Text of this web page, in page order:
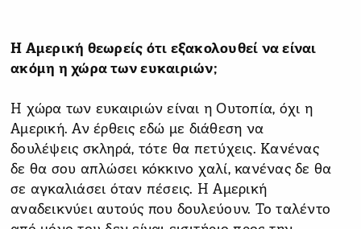
Η Αμερική θεωρείς ότι εξακολουθεί να είναι
ακόμη η χώρα των ευκαιριών;
Η χώρα των ευκαιριών είναι η Ουτοπία, όχι η
Αμερική. Αν έρθεις εδώ με διάθεση να
δουλέψεις σκληρά, τότε θα πετύχεις. Κανένας
δε θα σου απλώσει κόκκινο χαλί, κανένας δε θα
σε αγκαλιάσει όταν πέσεις. Η Αμερική
αναδεικνύει αυτούς που δουλεύουν. Το ταλέντο